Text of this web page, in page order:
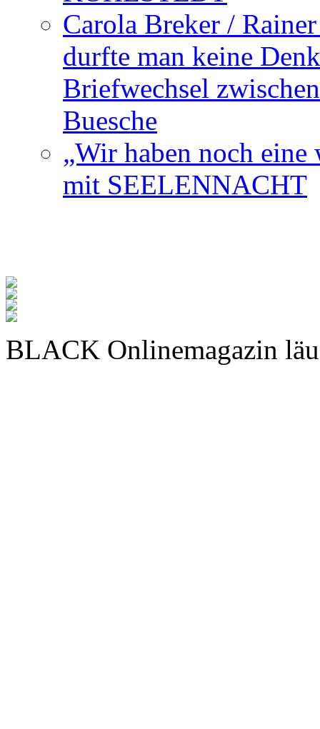
Carola Breker /
durfte man keine
Briefwechsel
Buesche
„Wir haben noch
mit SEELENNACHT
BLACK Onlinemagazin